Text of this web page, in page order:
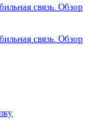
связь. Обзор
связь. Обзор